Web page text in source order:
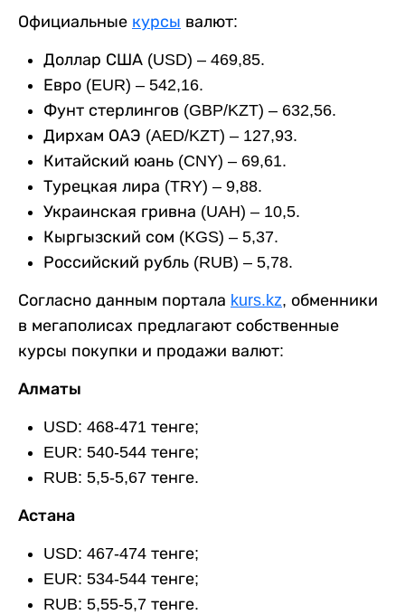
Официальные курсы валют:
Доллар США (USD) – 469,85.
Евро (EUR) – 542,16.
Фунт стерлингов (GBP/KZT) – 632,56.
Дирхам ОАЭ (AED/KZT) – 127,93.
Китайский юань (CNY) – 69,61.
Турецкая лира (TRY) – 9,88.
Украинская гривна (UAH) – 10,5.
Кыргызский сом (KGS) – 5,37.
Российский рубль (RUB) – 5,78.
Согласно данным портала kurs.kz, обменники
в мегаполисах предлагают собственные
курсы покупки и продажи валют:
Алматы
USD: 468-471 тенге;
EUR: 540-544 тенге;
RUB: 5,5-5,67 тенге.
Астана
USD: 467-474 тенге;
EUR: 534-544 тенге;
RUB: 5,55-5,7 тенге.